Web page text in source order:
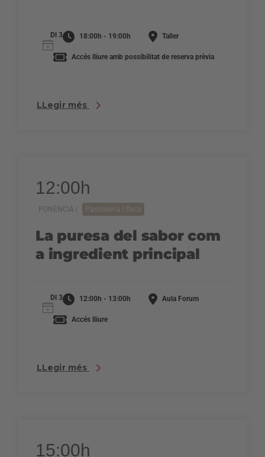
Dl 3 18:00h - 19:00h Taller
Accés lliure amb possibilitat de reserva prèvia
LLegir més
12:00h
PONÈNCIA | Pastisseria i fleca
La puresa del sabor com
a ingredient principal
Dl 3 12:00h - 13:00h Aula Forum
Accés lliure
LLegir més
15:00h